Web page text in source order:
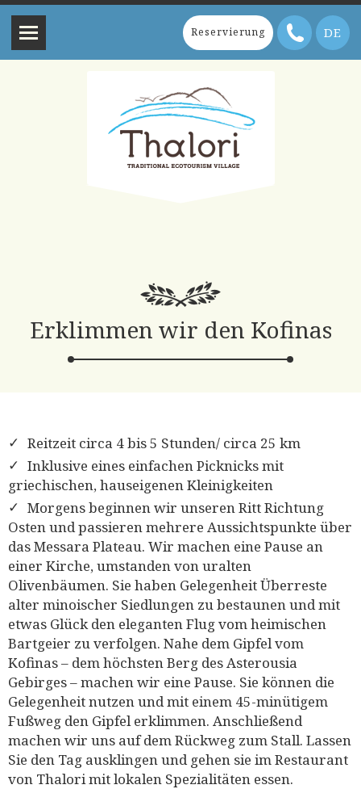
Reservierung DE
Erklimmen wir den Kofinas
Reitzeit circa 4 bis 5 Stunden/ circa 25 km
Inklusive eines einfachen Picknicks mit
griechischen, hauseigenen Kleinigkeiten
Morgens beginnen wir unseren Ritt Richtung
Osten und passieren mehrere Aussichtspunkte über
das Messara Plateau. Wir machen eine Pause an
einer Kirche, umstanden von uralten
Olivenbäumen. Sie haben Gelegenheit Überreste
alter minoischer Siedlungen zu bestaunen und mit
etwas Glück den eleganten Flug vom heimischen
Bartgeier zu verfolgen. Nahe dem Gipfel vom
Kofinas – dem höchsten Berg des Asterousia
Gebirges – machen wir eine Pause. Sie können die
Gelegenheit nutzen und mit einem 45-minütigem
Fußweg den Gipfel erklimmen. Anschließend
machen wir uns auf dem Rückweg zum Stall. Lassen
Sie den Tag ausklingen und gehen sie im Restaurant
von Thalori mit lokalen Spezialitäten essen.